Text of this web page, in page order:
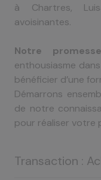
à Chartres,
avoisinantes.
Notre
enthousiasme
bénéficier d’une
Démarrons
de notre
pour réaliser votre
Transaction :